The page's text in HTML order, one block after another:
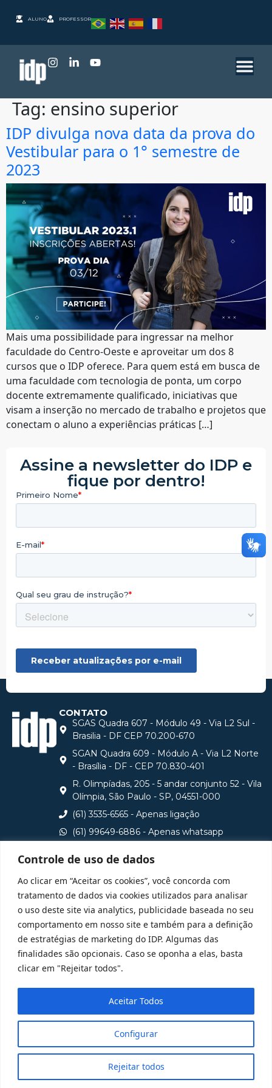
Controle de uso de dados
Ao clicar em “Aceitar os cookies”, você concorda com
tratamento de dados via cookies utilizados para analisar
o uso deste site via analytics, publicidade baseada no seu
comportamento em nosso site e também para a definição
de estratégias de marketing do IDP. Algumas das
finalidades são opcionais. Caso se oponha a elas, basta
clicar em "Rejeitar todos".
Configurar
Rejeitar todos
Aceitar Todos
ALUNO PROFESSOR
Tag: ensino superior
IDP divulga nova data da prova do
Vestibular para o 1° semestre de
2023
Mais uma possibilidade para ingressar na melhor
faculdade do Centro-Oeste e aproveitar um dos 8
cursos que o IDP oferece. Para quem está em busca de
uma faculdade com tecnologia de ponta, um corpo
docente extremamente qualificado, iniciativas que
visam a inserção no mercado de trabalho e projetos que
conectam o aluno a experiências práticas […]
Assine a newsletter do IDP e
fique por dentro!
CONTATO
SGAS Quadra 607 - Módulo 49 - Via L2 Sul -
Brasilia - DF CEP 70.200-670
SGAN Quadra 609 - Módulo A - Via L2 Norte
- Brasília - DF - CEP 70.830-401
R. Olimpíadas, 205 - 5 andar conjunto 52 - Vila
Olímpia, São Paulo - SP, 04551-000
(61) 3535-6565 - Apenas ligação
(61) 99649-6886 - Apenas whatsapp
Consulte aqui o cadastro da Instituição no Sistema e-
MEC
@ 2025 Todos Direitos Reservados